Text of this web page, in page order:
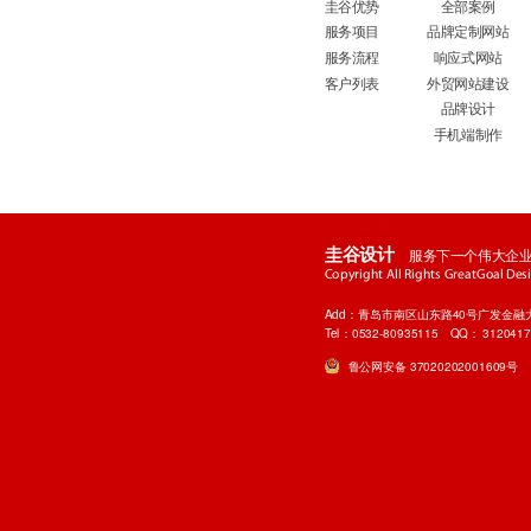
圭谷优势
服务项目
服务流程
客户列表
全部案例
品牌定制网站
响应式网站
外贸网站建设
品牌设计
手机端制作
圭谷设计 服务下一个伟大企业
Copyright All Rights GreatGoal
Add：青岛市南区山东路40号广发金
Tel：0532-80935115 QQ：
鲁公网安备 37020202001609号